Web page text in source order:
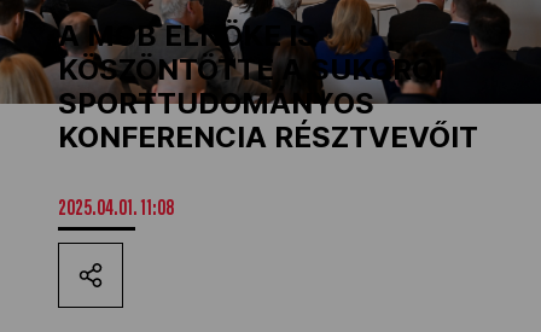
Los Angeles 2028
MOB
Kettőskarrier-program
A MOB ELNÖKE IS
KÖSZÖNTÖTTE A SUKORÓI
SPORTTUDOMÁNYOS
KONFERENCIA RÉSZTVEVŐIT
2025.04.01. 11:08